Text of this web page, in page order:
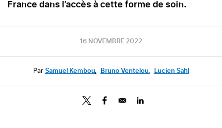
France dans l’accès à cette forme de soin.
16 NOVEMBRE 2022
Par Samuel Kembou, Bruno Ventelou, Lucien Sahl